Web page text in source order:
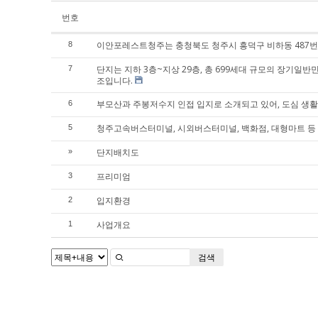
번호
8 이안포레스트청주는 충청북도 청주시 흥덕구 비하동 487
7
단지는 지하 3층~지상 29층, 총 699세대 규모의 장기일반
조입니다.
6 부모산과 주봉저수지 인접 입지로 소개되고 있어, 도심 생
5 청주고속버스터미널, 시외버스터미널, 백화점, 대형마트
» 단지배치도
3 프리미엄
2 입지환경
1 사업개요
검색